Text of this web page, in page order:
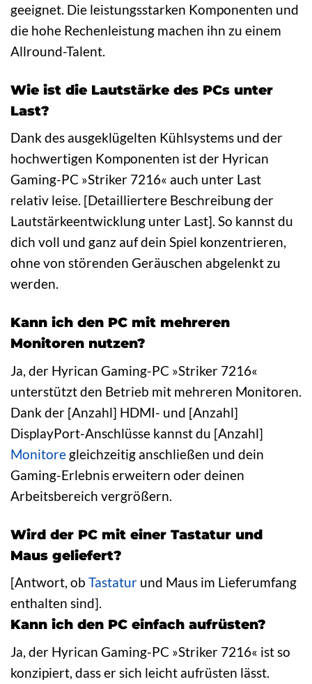
geeignet. Die leistungsstarken Komponenten und
die hohe Rechenleistung machen ihn zu einem
Allround-Talent.
Wie ist die Lautstärke des PCs unter
Last?
Dank des ausgeklügelten Kühlsystems und der
hochwertigen Komponenten ist der Hyrican
Gaming-PC »Striker 7216« auch unter Last
relativ leise. [Detailliertere Beschreibung der
Lautstärkeentwicklung unter Last]. So kannst du
dich voll und ganz auf dein Spiel konzentrieren,
ohne von störenden Geräuschen abgelenkt zu
werden.
Kann ich den PC mit mehreren
Monitoren nutzen?
Ja, der Hyrican Gaming-PC »Striker 7216«
unterstützt den Betrieb mit mehreren Monitoren.
Dank der [Anzahl] HDMI- und [Anzahl]
DisplayPort-Anschlüsse kannst du [Anzahl]
Monitore gleichzeitig anschließen und dein
Gaming-Erlebnis erweitern oder deinen
Arbeitsbereich vergrößern.
Wird der PC mit einer Tastatur und
Maus geliefert?
[Antwort, ob Tastatur und Maus im Lieferumfang
enthalten sind].
Kann ich den PC einfach aufrüsten?
Ja, der Hyrican Gaming-PC »Striker 7216« ist so
konzipiert, dass er sich leicht aufrüsten lässt.